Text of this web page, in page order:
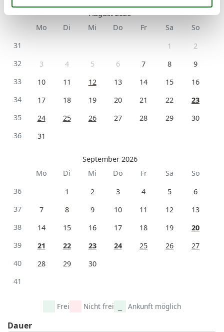
August 2026
Mo
Di Mi Do Fr Sa
So
31
1
2
32
3 4 5 6 7 8
9
33
10 11 12 13 14 15
16
34
17 18 19 20 21 22
23
35
24 25 26 27 28 29
30
36
31
September 2026
Mo
Di Mi Do Fr Sa
So
36
1 2 3 4 5
6
37
7 8 9 10 11 12
13
38
14 15 16 17 18 19
20
39
21 22 23 24 25 26
27
40
28 29
30
41
Frei Nicht frei Ankunft möglich
Dauer